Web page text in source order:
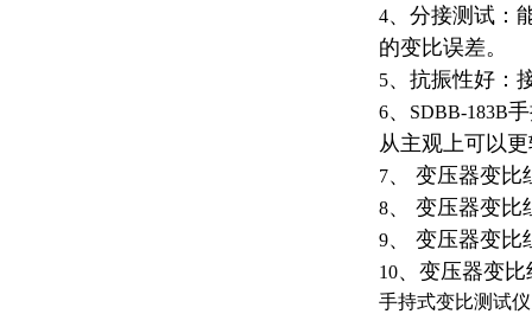
4、分接测试：
的变比误差。
5、抗振性好：
6、 SDBB-183B
从主观上可以
7、 变压器变比
8、 变压器变比
9、 变压器变比
10、变压器变
手持式变比测试